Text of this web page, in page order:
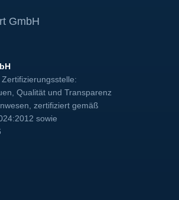
Qualität und Transparenz
zertifiziert gemäß
sowie